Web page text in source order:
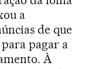
a
de que
pagar a
À